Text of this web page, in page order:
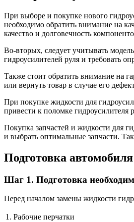
При выборе и покупке нового
необходимо обратить внимание на
качество и долговечность
Во-вторых, следует учитывать
гидроусилителей руля и требовать
Также стоит обратить внимание на
или вернуть товар в случае его
При покупке жидкости для
привести к поломке гидроусилителя
Покупка запчастей и жидкости для
и выбрать оптимальные запчасти.
Подготовка
Шаг 1. Подготовка
Перед началом замены жидкости
1. Рабочие перчатки